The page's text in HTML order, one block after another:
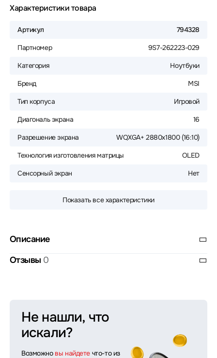
Характеристики товара
Артикул 794328
Партномер 9S7-262223-029
Категория Ноутбуки
Бренд MSI
Тип корпуса Игровой
Диагональ экрана 16
Разрешение экрана WQXGA+ 2880x1800 (16:10)
Технология изготовления матрицы OLED
Сенсорный экран Нет
Показать все характеристики
Описание
Отзывы 0
Не нашли, что
искали?
Возможно вы найдете что-то из